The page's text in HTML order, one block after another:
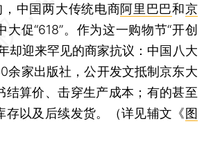
中国两大传统电商阿里巴巴和京
大促“618”。作为这一购物节“开创
却迎来罕见的商家抗议：中国八大
余家出版社，公开发文抵制京东大
结算价、击穿生产成本；有的甚至
存以及后续发货。（详见辅文《图